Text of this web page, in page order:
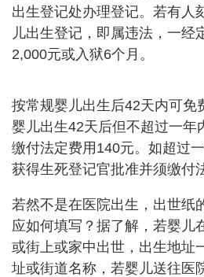
出生登记处办理登记。若有人
儿出生登记，即属违法，一经
2,000元或入狱6个月。
按常规婴儿出生后42天内可免
婴儿出生42天后但不超过一年
缴付法定费用140元。如超过
获得生死登记官批准并须缴付
若然不是在医院出生，出世纸
应如何填写？据了解，若婴儿
或街上或家中出世，出生地址
址或街道名称，若婴儿送往医